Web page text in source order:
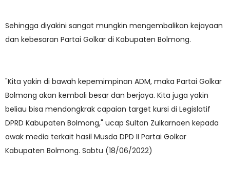
Sehingga diyakini sangat mungkin mengembalikan kejayaan
dan kebesaran Partai Golkar di Kabupaten Bolmong.
"Kita yakin di bawah kepemimpinan ADM, maka Partai Golkar
Bolmong akan kembali besar dan berjaya. Kita juga yakin
beliau bisa mendongkrak capaian target kursi di Legislatif
DPRD Kabupaten Bolmong," ucap Sultan Zulkarnaen kepada
awak media terkait hasil Musda DPD II Partai Golkar
Kabupaten Bolmong. Sabtu (18/06/2022)